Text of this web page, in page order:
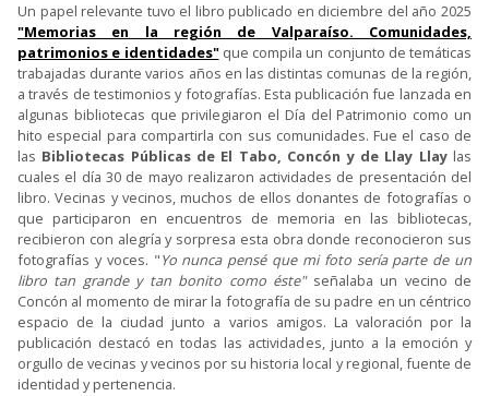
Un papel relevante tuvo el libro publicado en diciembre del año 2025
"Memorias en la región de Valparaíso. Comunidades,
patrimonios e identidades"que compila un conjunto de temáticas
trabajadas durante varios años en las distintas comunas de la región,
a través de testimonios y fotografías. Esta publicación fue lanzada en
algunas bibliotecas que privilegiaron el Día del Patrimonio como un
hito especial para compartirla con sus comunidades. Fue el caso de
las Bibliotecas Públicas de El Tabo, Concón y de Llay Llaylas
cuales el día 30 de mayo realizaron actividades de presentación del
libro. Vecinas y vecinos, muchos de ellos donantes de fotografías o
que participaron en encuentros de memoria en las bibliotecas,
recibieron con alegría y sorpresa esta obra donde reconocieron sus
fotografías y voces. "Yo nunca pensé que mi foto sería parte de un
libro tan grande y tan bonito como éste"señalaba un vecino de
Concón al momento de mirar la fotografía de su padre en un céntrico
espacio de la ciudad junto a varios amigos. La valoración por la
publicación destacó en todas las actividades, junto a la emoción y
orgullo de vecinas y vecinos por su historia local y regional, fuente de
identidad y pertenencia.